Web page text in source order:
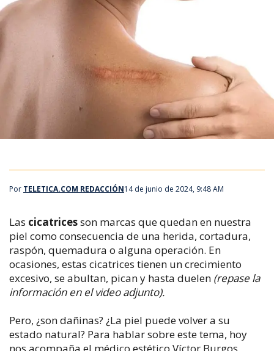
Por TELETICA.COM REDACCIÓN14 de junio de 2024, 9:48 AM
Las cicatricesson marcas que quedan en nuestra
piel como consecuencia de una herida, cortadura,
raspón, quemadura o alguna operación. En
ocasiones, estas cicatrices tienen un crecimiento
excesivo, se abultan, pican y hasta duelen (repase la
información en el video adjunto).
Pero, ¿son dañinas? ¿La piel puede volver a su
estado natural? Para hablar sobre este tema, hoy
nos acompaña el médico estético Víctor Burgos,